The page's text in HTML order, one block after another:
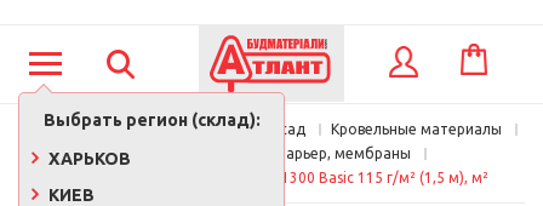
Выбрать регион (склад):
ХАРЬКОВ
КИЕВ
КОРЗИНА
Главная Кровля, утепление, фасад
Кровельные материалы
Паробарьер, ветробарьер, мембраны
Мембрана кровельная Strotex 1300 Basic 115 г/м² (1,5 м), м²